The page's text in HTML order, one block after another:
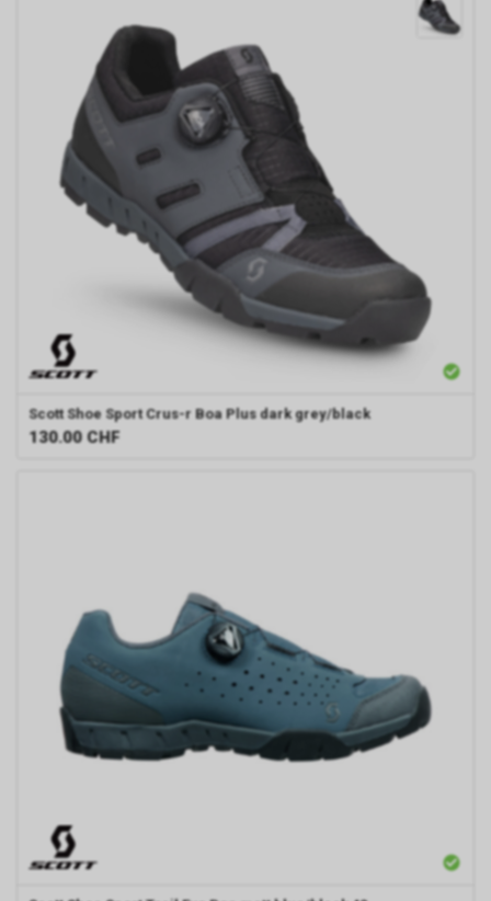
Scott Shoe Sport Crus-r Boa Plus dark grey/black
130.00 CHF